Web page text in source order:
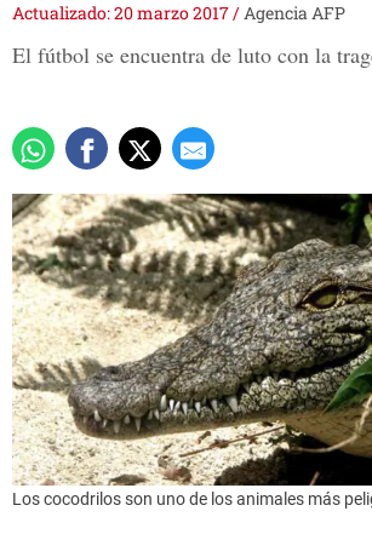
Actualizado: 20 marzo 2017/Agencia AFP
El fútbol se encuentra de luto con la
Los cocodrilos son uno de los animales más